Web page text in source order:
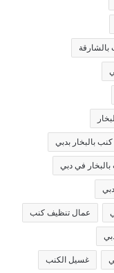
بالبخار بدبي
في دبي
عمال تنظيف كنب
غسيل الكنب